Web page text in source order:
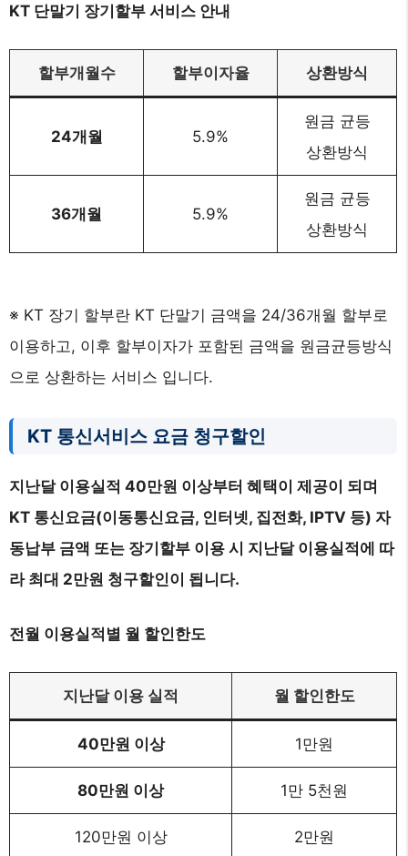
KT 단말기 장기할부 서비스 안내
할부개월수 할부이자율 상환방식
24개월 5.9%
원금 균등
상환방식
36개월 5.9%
원금 균등
상환방식
※ KT 장기 할부란 KT 단말기 금액을 24/36개월 할부로
이용하고, 이후 할부이자가 포함된 금액을 원금균등방식
으로 상환하는 서비스 입니다.
KT 통신서비스 요금 청구할인
지난달 이용실적 40만원 이상부터 혜택이 제공이 되며
KT 통신요금(이동통신요금, 인터넷, 집전화, IPTV 등) 자
동납부 금액 또는 장기할부 이용 시 지난달 이용실적에 따
라 최대 2만원 청구할인이 됩니다.
전월 이용실적별 월 할인한도
지난달 이용 실적 월 할인한도
40만원 이상 1만원
80만원 이상 1만 5천원
120만원 이상 2만원